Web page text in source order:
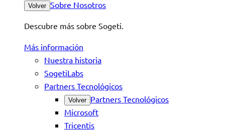
Volver Sobre Nosotros
Descubre más sobre Sogeti.
Más información
Nuestra historia
SogetiLabs
Partners Tecnológicos
Volver Partners Tecnológicos
Microsoft
Tricentis